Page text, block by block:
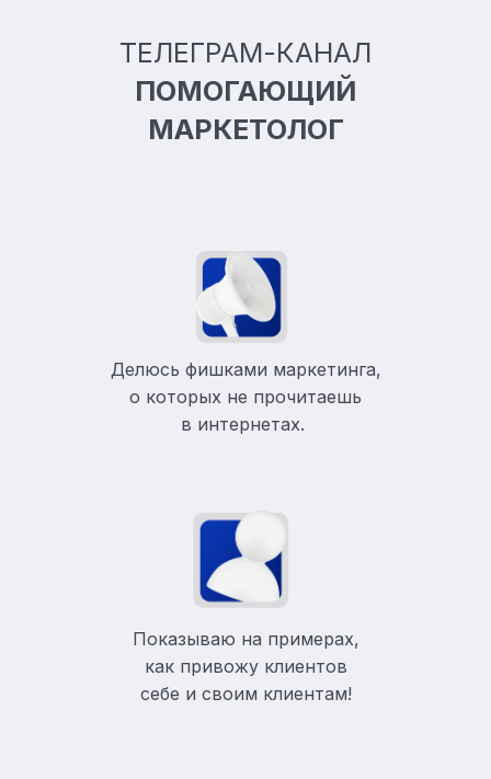
ТЕЛЕГРАМ-КАНАЛ
ПОМОГАЮЩИЙ
МАРКЕТОЛОГ
Делюсь фишками маркетинга,
о которых не прочитаешь
в интернетах.
Показываю на примерах,
как привожу клиентов
себе и своим клиентам!